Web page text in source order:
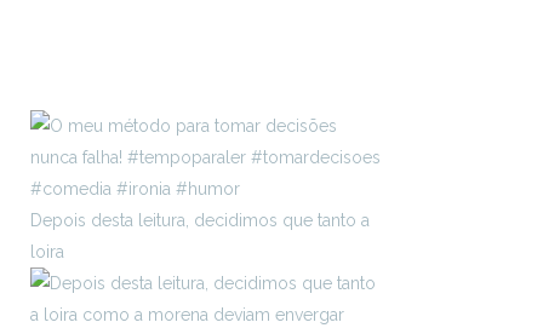
Depois desta leitura, decidimos que tanto a
loira